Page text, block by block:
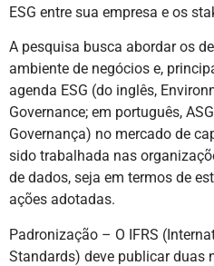
ESG entre sua empresa e os
A pesquisa busca abordar os
ambiente de negócios e,
agenda ESG (do inglês,
Governance; em português,
Governança) no mercado de
sido trabalhada nas
de dados, seja em termos de
ações adotadas.
Padronização – O IFRS
Standards) deve publicar duas